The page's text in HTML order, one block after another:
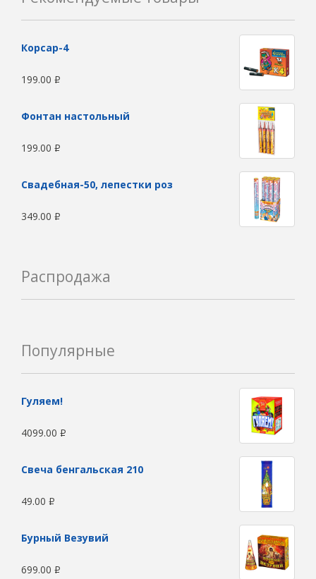
Корсар-4
199.00 Р
Фонтан настольный
199.00 Р
Свадебная-50, лепестки роз
349.00 Р
Распродажа
Популярные
Гуляем!
4099.00 Р
Свеча бенгальская 210
49.00 Р
Бурный Везувий
699.00 Р